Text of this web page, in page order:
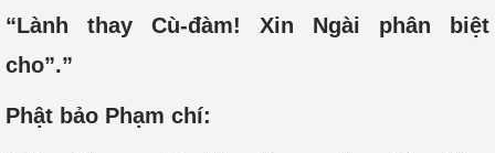
“Lành thay Cù-đàm! Xin Ngài phân biệt
cho”.”
Phật bảo Phạm chí: